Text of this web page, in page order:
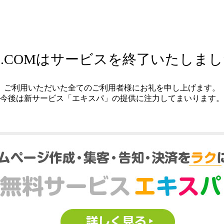
はサービスを終了いたしま
ご利用いただいた全てのご利用者様にお礼を申し上げます。
今後は新サービス「エキスパ」の提供に注力してまいります。